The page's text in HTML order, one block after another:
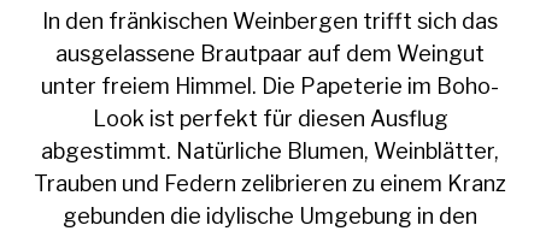
In den fränkischen Weinbergen trifft sich das
ausgelassene Brautpaar auf dem Weingut
unter freiem Himmel. Die Papeterie im Boho-
Look ist perfekt für diesen Ausflug
abgestimmt. Natürliche Blumen, Weinblätter,
Trauben und Federn zelibrieren zu einem Kranz
gebunden die idylische Umgebung in den